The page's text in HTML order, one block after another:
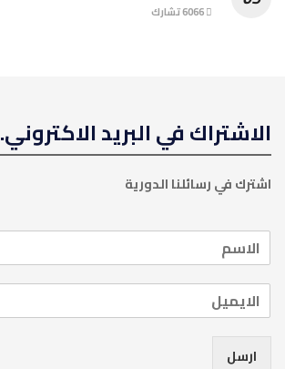
الاشتراك في البريد الاكتروني.
اشترك في رسائلنا الدورية
ارسل